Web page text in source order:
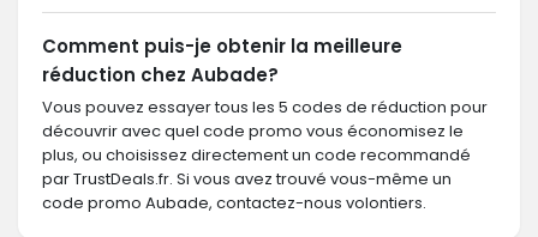
Comment puis-je obtenir la meilleure
réduction chez Aubade?
Vous pouvez essayer tous les 5 codes de réduction pour
découvrir avec quel code promo vous économisez le
plus, ou choisissez directement un code recommandé
par TrustDeals.fr. Si vous avez trouvé vous-même un
code promo Aubade, contactez-nous volontiers.